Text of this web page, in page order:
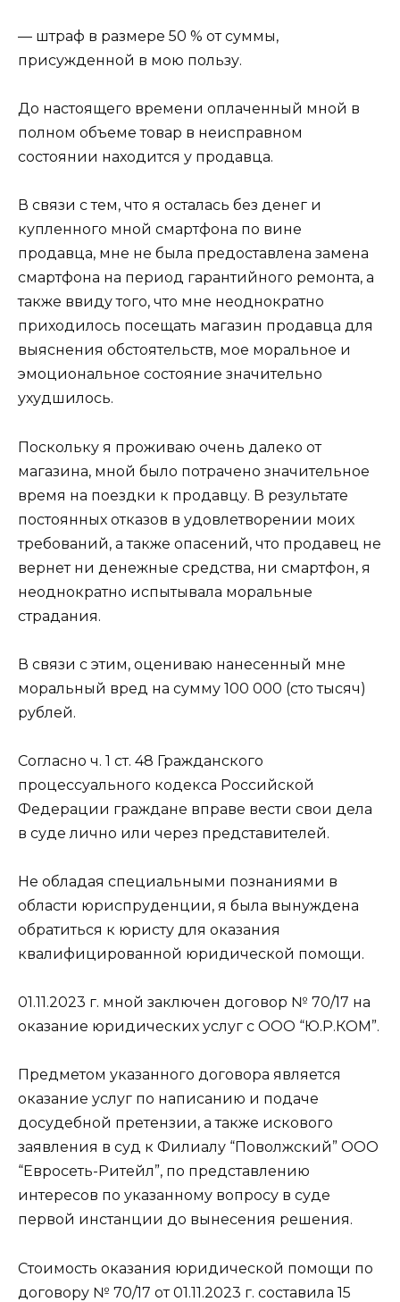
— штраф в размере 50 % от суммы,
присужденной в мою пользу.
До настоящего времени оплаченный мной в
полном объеме товар в неисправном
состоянии находится у продавца.
В связи с тем, что я осталась без денег и
купленного мной смартфона по вине
продавца, мне не была предоставлена замена
смартфона на период гарантийного ремонта, а
также ввиду того, что мне неоднократно
приходилось посещать магазин продавца для
выяснения обстоятельств, мое моральное и
эмоциональное состояние значительно
ухудшилось.
Поскольку я проживаю очень далеко от
магазина, мной было потрачено значительное
время на поездки к продавцу. В результате
постоянных отказов в удовлетворении моих
требований, а также опасений, что продавец не
вернет ни денежные средства, ни смартфон, я
неоднократно испытывала моральные
страдания.
В связи с этим, оцениваю нанесенный мне
моральный вред на сумму 100 000 (сто тысяч)
рублей.
Согласно ч. 1 ст. 48 Гражданского
процессуального кодекса Российской
Федерации граждане вправе вести свои дела
в суде лично или через представителей.
Не обладая специальными познаниями в
области юриспруденции, я была вынуждена
обратиться к юристу для оказания
квалифицированной юридической помощи.
01.11.2023 г. мной заключен договор № 70/17 на
оказание юридических услуг с ООО “Ю.Р.КОМ”.
Предметом указанного договора является
оказание услуг по написанию и подаче
досудебной претензии, а также искового
заявления в суд к Филиалу “Поволжский” ООО
“Евросеть-Ритейл”, по представлению
интересов по указанному вопросу в суде
первой инстанции до вынесения решения.
Стоимость оказания юридической помощи по
договору № 70/17 от 01.11.2023 г. составила 15